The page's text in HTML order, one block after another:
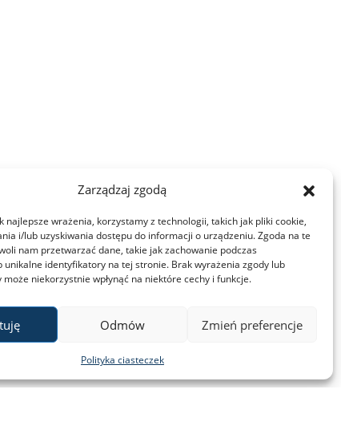
Zarządzaj zgodą
najlepsze wrażenia, korzystamy z technologii, takich jak pliki cookie,
i/lub uzyskiwania dostępu do informacji o urządzeniu. Zgoda na te
nam przetwarzać dane, takie jak zachowanie podczas
unikalne identyfikatory na tej stronie. Brak wyrażenia zgody lub
niekorzystnie wpłynąć na niektóre cechy i funkcje.
Odmów Zmień preferencje
Polityka ciasteczek